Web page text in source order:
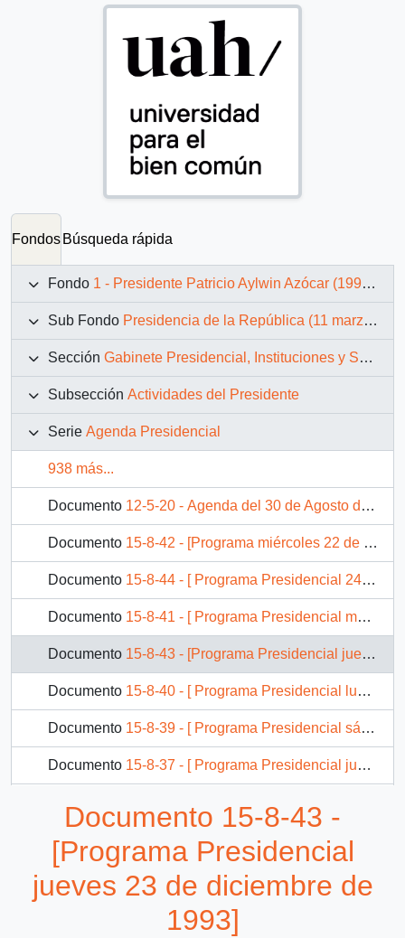
Fondos Búsqueda rápida
Fondo 1 - Presidente Patricio Aylwin Azócar (1990-1994)
Sub Fondo Presidencia de la República (11 marzo 1990 – 11 marzo 1994)
Sección Gabinete Presidencial, Instituciones y Servicios
Subsección Actividades del Presidente
Serie Agenda Presidencial
938 más...
Documento 12-5-20 - Agenda del 30 de Agosto de 1990
Documento 15-8-42 - [Programa miércoles 22 de diciembre de 1992]
Documento 15-8-44 - [ Programa Presidencial 24 de diciembre de 1993 ]
Documento 15-8-41 - [ Programa Presidencial martes 21 de diciembre de 1993 ]
Documento 15-8-43 - [Programa Presidencial jueves 23 de diciembre de 1993]
Documento 15-8-40 - [ Programa Presidencial lunes 20 de diciembre de 1993 ]
Documento 15-8-39 - [ Programa Presidencial sábado 18 de diciembre de 1993 ]
Documento 15-8-37 - [ Programa Presidencial jueves 16 de diciembre de 1993 ]
761 más...
Documento 15-8-43 -
[Programa Presidencial
jueves 23 de diciembre de
1993]